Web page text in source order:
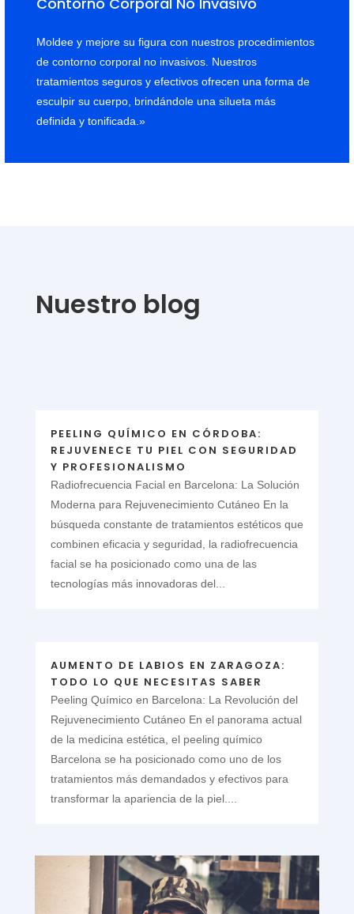
Moldee y mejore su figura con nuestros procedimientos
de contorno corporal no invasivos. Nuestros
tratamientos seguros y efectivos ofrecen una forma de
esculpir su cuerpo, brindándole una silueta más
definida y tonificada.»
Nuestro blog
PEELING QUÍMICO EN CÓRDOBA:
REJUVENECE TU PIEL CON SEGURIDAD
Y PROFESIONALISMO
Radiofrecuencia Facial en Barcelona: La Solución
Moderna para Rejuvenecimiento Cutáneo En la
búsqueda constante de tratamientos estéticos que
combinen eficacia y seguridad, la radiofrecuencia
facial se ha posicionado como una de las
tecnologías más innovadoras del...
AUMENTO DE LABIOS EN ZARAGOZA:
TODO LO QUE NECESITAS SABER
Peeling Químico en Barcelona: La Revolución del
Rejuvenecimiento Cutáneo En el panorama actual
de la medicina estética, el peeling químico
Barcelona se ha posicionado como uno de los
tratamientos más demandados y efectivos para
transformar la apariencia de la piel....